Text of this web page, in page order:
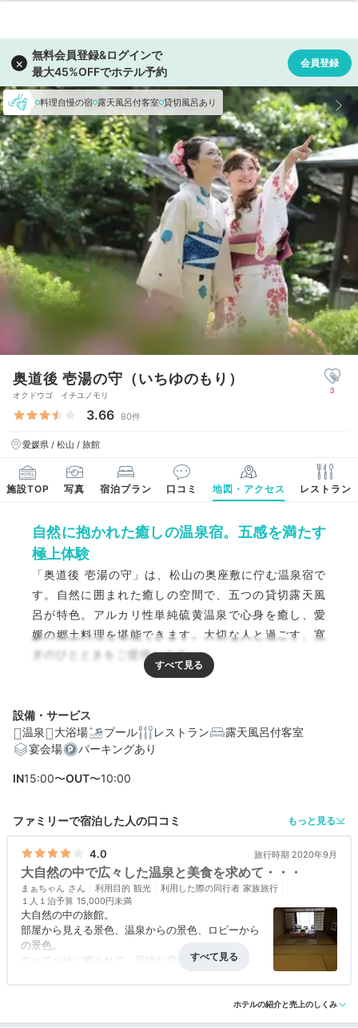
料理自慢の宿 露天風呂付客室 貸切風呂あり
奥道後 壱湯の守（いちゆのもり）
オクドウゴ イチユノモリ
3.66 80件
愛媛県 / 松山 / 旅館
3
施設TOP 写真 宿泊プラン 口コミ 地図・アクセス レストラン
自然に抱かれた癒しの温泉宿。五感を満たす
極上体験
「奥道後 壱湯の守」は、松山の奥座敷に佇む温泉宿で
す。自然に囲まれた癒しの空間で、五つの貸切露天風
呂が特色。アルカリ性単純硫黄温泉で心身を癒し、愛
媛の郷土料理を堪能できます。大切な人と過ごす、寛
ぎのひとときをご提供します。
設備・サービス
温泉
大浴場 プール レストラン
露天風呂付客室
宴会場
パーキングあり
IN15:00〜OUT〜10:00
ファミリーで宿泊した人の口コミ もっと見る
4.0 旅行時期 2020年9月
大自然の中で広々した温泉と美食を求めて・・・
まぁちゃん 利用目的 観光 利用した際の同行者 家族旅行
１人１泊予算 15,000円未満
大自然の中の旅館。
部屋から見える景色、温泉からの景色、ロビーから
の景色。
すべてが緑に囲まれて、新線な空気と小鳥のさえず
食事では揚げたて天婦羅を食べ放題。
アクセス 3.0 コスパ 3.0 客室 3.0 接客対応 4.0 風呂 4.0
ホテルの紹介と売上のしくみ